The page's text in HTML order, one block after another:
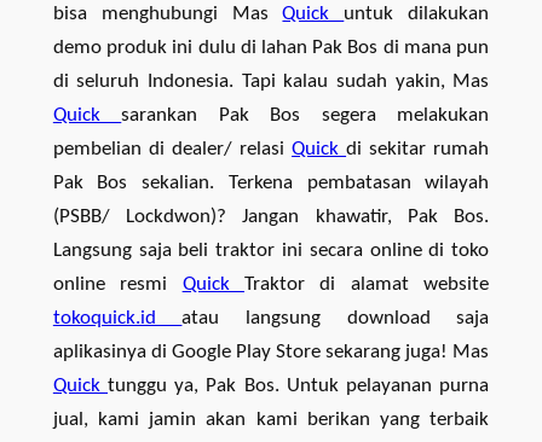
bisa menghubungi MasQuick untuk dilakukan
demo produk ini dulu di lahan Pak Bos di mana pun
di seluruh Indonesia. Tapi kalau sudah yakin, Mas
Quicksarankan Pak Bos segera melakukan
pembelian di dealer/ relasiQuickdi sekitar rumah
Pak Bos sekalian. Terkena pembatasan wilayah
(PSBB/ Lockdwon)? Jangan khawatir, Pak Bos.
Langsung saja beli traktor ini secara online di toko
online resmi Quick Traktor di alamat website
tokoquick.idatau langsung download saja
aplikasinya di Google Play Store sekarang juga! Mas
Quicktunggu ya, Pak Bos. Untuk pelayanan purna
jual, kami jamin akan kami berikan yang terbaik